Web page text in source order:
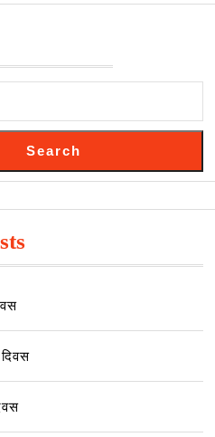
Search